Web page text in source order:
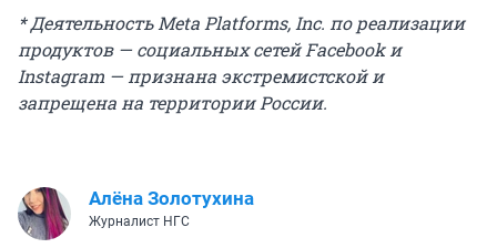
* Деятельность Meta Platforms, Inc. по реализации
продуктов — социальных сетей Facebook и
Instagram — признана экстремистской и
запрещена на территории России.
Алёна Золотухина
Журналист НГС